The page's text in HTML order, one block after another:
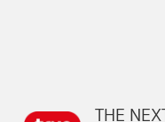
THE